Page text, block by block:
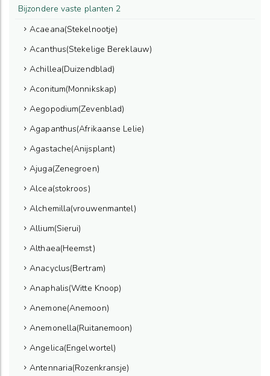
Bijzondere vaste planten 2
Acaeana(Stekelnootje)
Acanthus(Stekelige Bereklauw)
Achillea(Duizendblad)
Aconitum(Monnikskap)
Aegopodium(Zevenblad)
Agapanthus(Afrikaanse Lelie)
Agastache(Anijsplant)
Ajuga(Zenegroen)
Alcea(stokroos)
Alchemilla(vrouwenmantel)
Allium(Sierui)
Althaea(Heemst)
Anacyclus(Bertram)
Anaphalis(Witte Knoop)
Anemone(Anemoon)
Anemonella(Ruitanemoon)
Angelica(Engelwortel)
Antennaria(Rozenkransje)